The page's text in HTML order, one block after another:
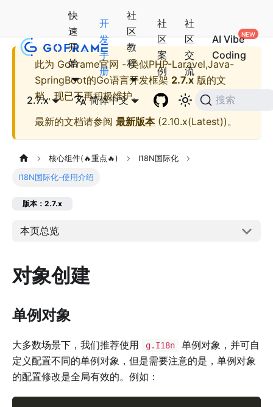
快
速
开
始
开
发
手
册
社
区
教
程
社
区
案
例
社
区
交
流
AI Vibe
Coding
2.7.x 简体中文 搜索
此为 GoFrame官网 - 类似PHP-Laravel,Java-
SpringBoot的Go语言开发框架 2.7.x 版的文
档，现已不再积极维护。
最新的文档请参阅 最新版本(2.10.x(Latest))。
核心组件(🔥重点🔥) I18N国际化
I18N国际化-使用介绍
版本：2.7.x
本页总览
对象创建
单例对象
大多数场景下，我们推荐使用 g.I18n
单例对象，并可自
定义配置不同的单例对象，但是需要注意的是，单例对象
的配置修改是全局有效的。例如：